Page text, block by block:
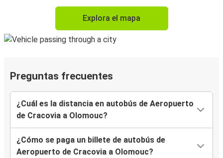
Explora el mapa
Preguntas frecuentes
¿Cuál es la distancia en autobús de Aeropuerto
de Cracovia a Olomouc?
¿Cómo se paga un billete de autobús de
Aeropuerto de Cracovia a Olomouc?